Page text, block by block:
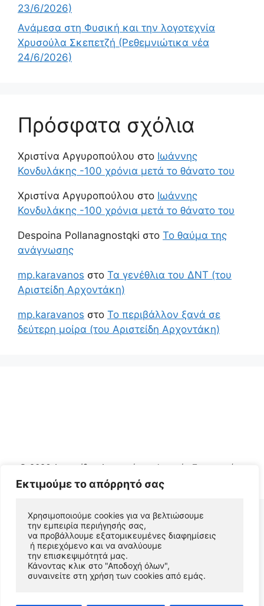
Εκτιμούμε το απόρρητό σας
Χρησιμοποιούμε cookies για να βελτιώσουμε
την εμπειρία περιήγησής σας,
να προβάλλουμε εξατομικευμένες διαφημίσεις
ή περιεχόμενο και να αναλύουμε
την επισκεψιμότητά μας.
Κάνοντας κλικ στο "Αποδοχή όλων",
συναινείτε στη χρήση των cookies από εμάς.
23/6/2026)
Ανάμεσα στη Φυσική και την λογοτεχνία
Χρυσούλα Σκεπετζή (Ρεθεμνιώτικα νέα
24/6/2026)
Πρόσφατα σχόλια
Χριστίνα Αργυροπούλου στο Ιωάννης
Κονδυλάκης -100 χρόνια μετά το θάνατο του
Χριστίνα Αργυροπούλου στο Ιωάννης
Κονδυλάκης -100 χρόνια μετά το θάνατο του
Despoina Pollanagnostqki στο Το θαύμα της
ανάγνωσης
mp.karavanos στο Τα γενέθλια του ΔΝΤ (του
Αριστείδη Αρχοντάκη)
mp.karavanos στο Το περιβάλλον ξανά σε
δεύτερη μοίρα (του Αριστείδη Αρχοντάκη)
© 2026 Αριστείδης Αρχοντάκης Φυσικός Συγγραφέας
• Φτιαγμένο μεGeneratePress